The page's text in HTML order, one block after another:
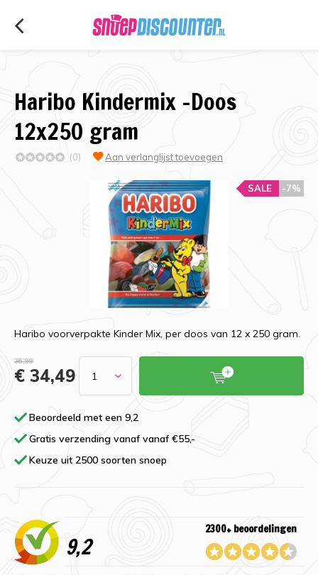
Haribo Kindermix -Doos
12x250 gram
(0) Aan verlanglijst toevoegen
-7%
SALE
Haribo voorverpakte Kinder Mix, per doos van 12 x 250 gram.
36,99
€ 34,49
Beoordeeld met een 9,2
Gratis verzending vanaf vanaf €55,-
Keuze uit 2500 soorten snoep
9,2
2300+ beoordelingen